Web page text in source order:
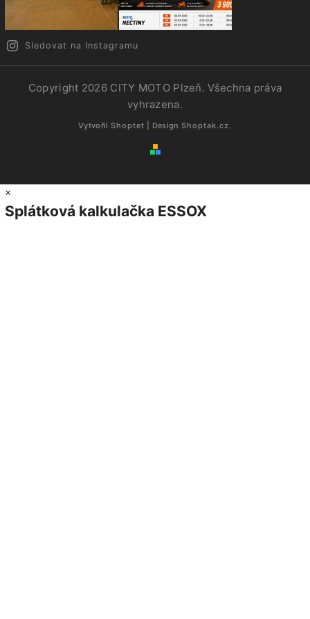
Sledovat na Instagramu
Copyright 2026 CITY MOTO Plzeň. Všechna práva
vyhrazena.
Vytvořil Shoptet | Design Shoptak.cz.
×
Splátková kalkulačka ESSOX